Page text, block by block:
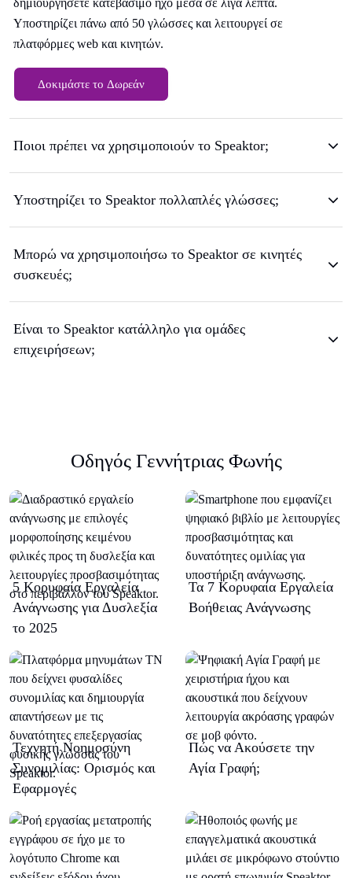
δημιουργήσετε κατεβάσιμο ήχο μέσα σε λίγα λεπτά.
Υποστηρίζει πάνω από 50 γλώσσες και λειτουργεί σε
πλατφόρμες web και κινητών.
Δοκιμάστε το Δωρεάν
Ποιοι πρέπει να χρησιμοποιούν το Speaktor;
Υποστηρίζει το Speaktor πολλαπλές γλώσσες;
Μπορώ να χρησιμοποιήσω το Speaktor σε κινητές
συσκευές;
Είναι το Speaktor κατάλληλο για ομάδες
επιχειρήσεων;
Οδηγός Γεννήτριας Φωνής
5 Κορυφαία Εργαλεία
Ανάγνωσης για Δυσλεξία
το 2025
Τα 7 Κορυφαία Εργαλεία
Βοήθειας Ανάγνωσης
Τεχνητή Νοημοσύνη
Συνομιλίας: Ορισμός και
Εφαρμογές
Πώς να Ακούσετε την
Αγία Γραφή;